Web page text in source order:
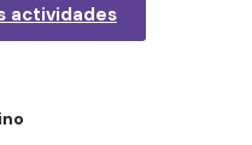
actividades